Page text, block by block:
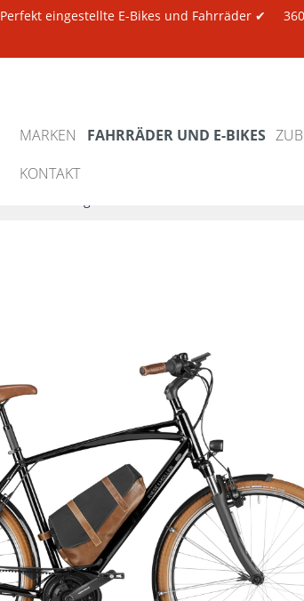
Perfekt eingestellte E-Bikes und Fahrräder ✔
MARKEN FAHRRÄDER UND E-BIKES
KONTAKT